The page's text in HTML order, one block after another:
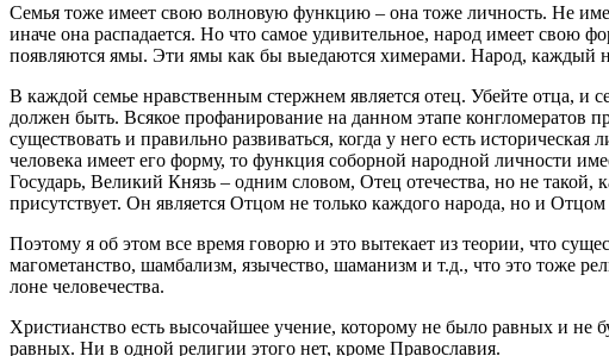
Семья тоже имеет свою волновую функцию – она тоже личность. Не
иначе она распадается. Но что самое удивительное, народ имеет свою
появляются ямы. Эти ямы как бы выедаются химерами. Народ, каждый
В каждой семье нравственным стержнем является отец. Убейте отца, и
должен быть. Всякое профанирование на данном этапе конгломератов
существовать и правильно развиваться, когда у него есть
человека имеет его форму, то функция соборной народной личности
Государь, Великий Князь – одним словом, Отец отечества, но не
присутствует. Он является Отцом не только каждого народа, но и Отцом
Поэтому я об этом все время говорю и это вытекает из теории, что
магометанство, шамбализм, язычество, шаманизм и т.д., что это тоже
лоне человечества.
Христианство есть высочайшее учение, которому не было равных и
равных. Ни в одной религии этого нет, кроме Православия.